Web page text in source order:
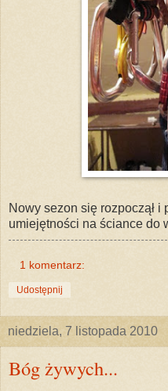
Nowy sezon się rozpoczął
umiejętności na ściance do
1 komentarz:
Udostępnij
niedziela, 7 listopada 2010
Bóg żywych...